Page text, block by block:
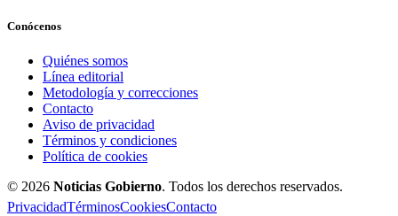
Conócenos
Quiénes somos
Línea editorial
Metodología y correcciones
Contacto
Aviso de privacidad
Términos y condiciones
Política de cookies
© 2026 Noticias Gobierno. Todos los derechos reservados.
PrivacidadTérminosCookiesContacto